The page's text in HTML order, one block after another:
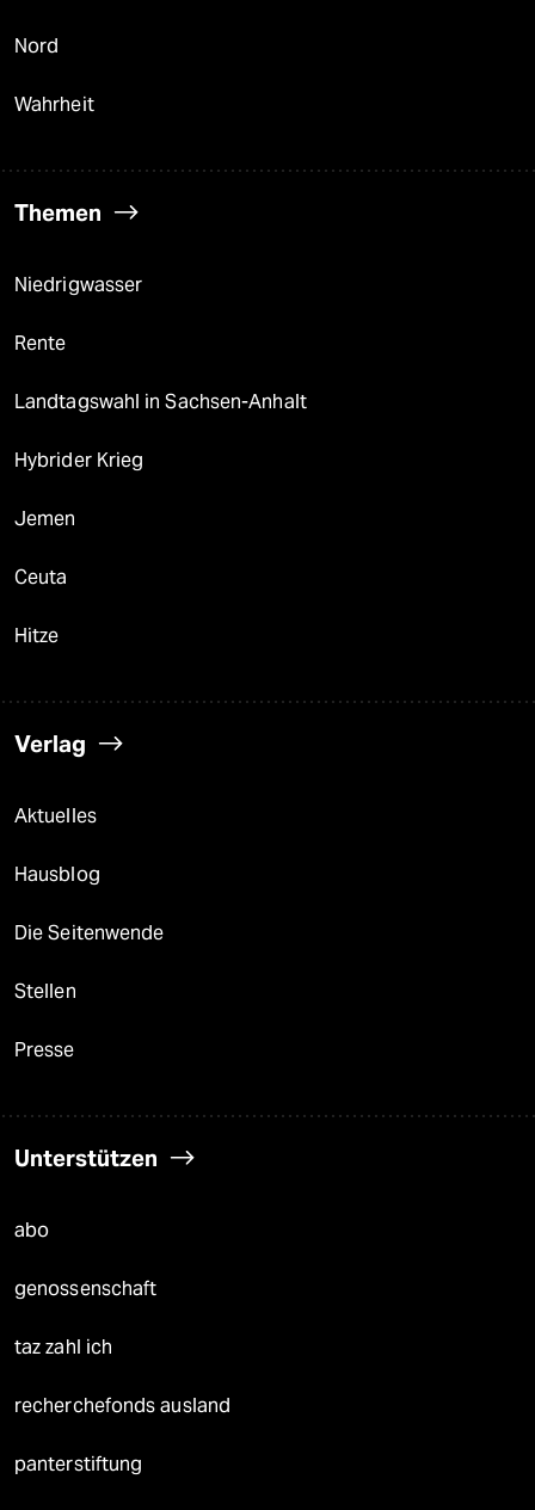
Nord
Wahrheit
Themen
Niedrigwasser
Rente
Landtagswahl in Sachsen-Anhalt
Hybrider Krieg
Jemen
Ceuta
Hitze
Verlag
Aktuelles
Hausblog
Die Seitenwende
Stellen
Presse
Unterstützen
abo
genossenschaft
taz zahl ich
recherchefonds ausland
panterstiftung